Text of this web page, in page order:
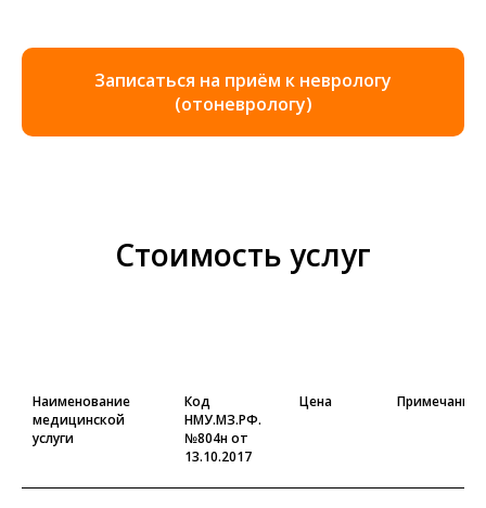
Записаться на приём к неврологу
(отоневрологу)
Стоимость услуг
Наименование
медицинской
услуги
Код
НМУ.МЗ.РФ.
№804н от
13.10.2017
Цена Примечание